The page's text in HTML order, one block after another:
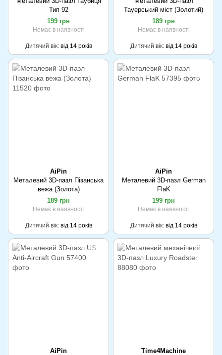
Тип 92
199 грн
Немає в наявності
Дитячий вік від 14 років
Тауерський міст (Золотий)
189 грн
Немає в наявності
Дитячий вік від 14 років
AiPin
Металевий 3D-пазл Пізанська
вежа (Золота)
189 грн
Немає в наявності
Дитячий вік від 14 років
AiPin
Металевий 3D-пазл German
FlaK
199 грн
Немає в наявності
Дитячий вік від 14 років
AiPin
Time4Machine